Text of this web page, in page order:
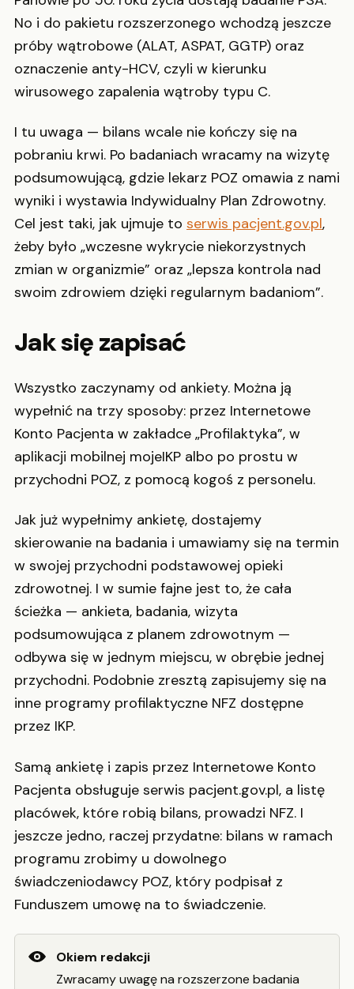
No i do pakietu rozszerzonego wchodzą jeszcze
próby wątrobowe (ALAT, ASPAT, GGTP) oraz
oznaczenie anty-HCV, czyli w kierunku
wirusowego zapalenia wątroby typu C.
I tu uwaga — bilans wcale nie kończy się na
pobraniu krwi. Po badaniach wracamy na wizytę
podsumowującą, gdzie lekarz POZ omawia z nami
wyniki i wystawia Indywidualny Plan Zdrowotny.
Cel jest taki, jak ujmuje to serwis pacjent.gov.pl,
żeby było „wczesne wykrycie niekorzystnych
zmian w organizmie” oraz „lepsza kontrola nad
swoim zdrowiem dzięki regularnym badaniom”.
Jak się zapisać
Wszystko zaczynamy od ankiety. Można ją
wypełnić na trzy sposoby: przez Internetowe
Konto Pacjenta w zakładce „Profilaktyka”, w
aplikacji mobilnej mojeIKP albo po prostu w
przychodni POZ, z pomocą kogoś z personelu.
Jak już wypełnimy ankietę, dostajemy
skierowanie na badania i umawiamy się na termin
w swojej przychodni podstawowej opieki
zdrowotnej. I w sumie fajne jest to, że cała
ścieżka — ankieta, badania, wizyta
podsumowująca z planem zdrowotnym —
odbywa się w jednym miejscu, w obrębie jednej
przychodni. Podobnie zresztą zapisujemy się na
inne programy profilaktyczne NFZ dostępne
przez IKP.
Samą ankietę i zapis przez Internetowe Konto
Pacjenta obsługuje serwis pacjent.gov.pl, a listę
placówek, które robią bilans, prowadzi NFZ. I
jeszcze jedno, raczej przydatne: bilans w ramach
programu zrobimy u dowolnego
świadczeniodawcy POZ, który podpisał z
Funduszem umowę na to świadczenie.
Okiem redakcji
Zwracamy uwagę na rozszerzone badania